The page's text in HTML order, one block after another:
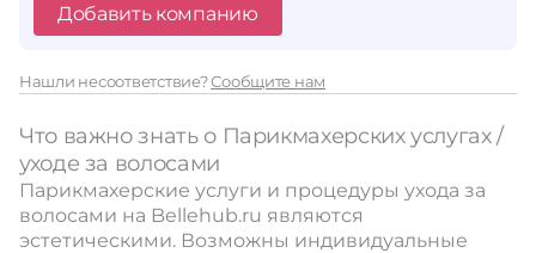
Добавить компанию
Нашли несоответствие?Сообщите нам
Что важно знать о Парикмахерских услугах /
уходе за волосами
Парикмахерские услуги и процедуры ухода за
волосами на Bellehub.ru являются
эстетическими. Возможны индивидуальные